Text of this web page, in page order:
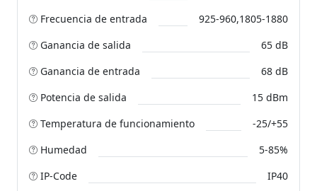
Frecuencia de entrada
925-960,1805-1880
Ganancia de salida
65 dB
Ganancia de entrada
68 dB
Potencia de salida
15 dBm
Temperatura de funcionamiento
-25/+55
Humedad
5-85%
IP-Code
IP40